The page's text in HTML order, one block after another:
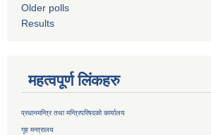
Older polls
Results
महत्वपूर्ण लिंकहरु
प्रधानमन्त्रि तथा मन्त्रिपरिषदको कार्यालय
गृह मन्त्रालय